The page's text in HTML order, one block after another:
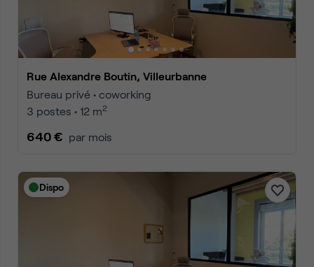
Rue Alexandre Boutin, Villeurbanne
Bureau privé • coworking
3 postes • 12 m2
640 € par mois
Dispo